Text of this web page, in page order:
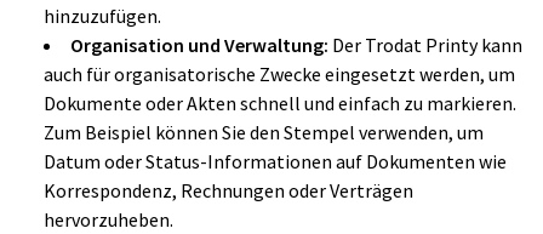
hinzuzufügen.
Organisation und Verwaltung: Der Trodat Printy kann
auch für organisatorische Zwecke eingesetzt werden, um
Dokumente oder Akten schnell und einfach zu markieren.
Zum Beispiel können Sie den Stempel verwenden, um
Datum oder Status-Informationen auf Dokumenten wie
Korrespondenz, Rechnungen oder Verträgen
hervorzuheben.